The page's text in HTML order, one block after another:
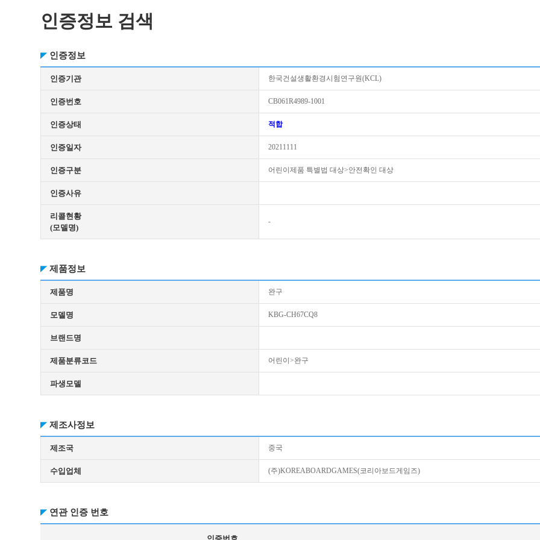
인증정보 검색
인증정보
인증기관 한국건설생활환경시험연구원(KCL)
인증번호 CB061R4989-1001
인증상태 적합
인증일자 20211111
인증구분 어린이제품 특별법 대상>안전확인 대상
인증사유
리콜현황
(모델명)
-
제품정보
제품명 완구
모델명 KBG-CH67CQ8
브랜드명
제품분류코드 어린이>완구
파생모델
제조사정보
제조국 중국
수입업체 (주)KOREABOARDGAMES(코리아보드게임즈)
연관 인증 번호